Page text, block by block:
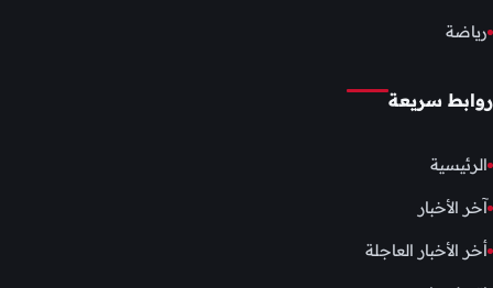
رياضة
روابط سريعة
الرئيسية
آخر الأخبار
أخر الأخبار العاجلة